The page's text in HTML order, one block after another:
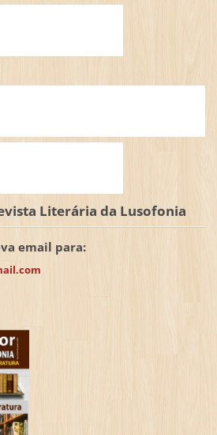
Literária da Lusofonia
email para: